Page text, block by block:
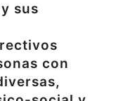
sus
con